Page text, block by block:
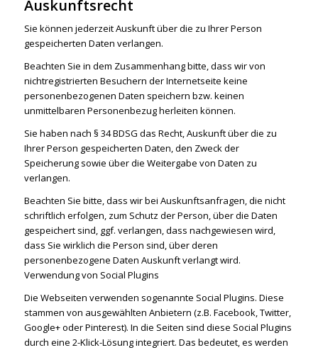
Auskunftsrecht
Sie können jederzeit Auskunft über die zu Ihrer Person
gespeicherten Daten verlangen.
Beachten Sie in dem Zusammenhang bitte, dass wir von
nichtregistrierten Besuchern der Internetseite keine
personenbezogenen Daten speichern bzw. keinen
unmittelbaren Personenbezug herleiten können.
Sie haben nach § 34 BDSG das Recht, Auskunft über die zu
Ihrer Person gespeicherten Daten, den Zweck der
Speicherung sowie über die Weitergabe von Daten zu
verlangen.
Beachten Sie bitte, dass wir bei Auskunftsanfragen, die nicht
schriftlich erfolgen, zum Schutz der Person, über die Daten
gespeichert sind, ggf. verlangen, dass nachgewiesen wird,
dass Sie wirklich die Person sind, über deren
personenbezogene Daten Auskunft verlangt wird.
Verwendung von Social Plugins
Die Webseiten verwenden sogenannte Social Plugins. Diese
stammen von ausgewählten Anbietern (z.B. Facebook, Twitter,
Google+ oder Pinterest). In die Seiten sind diese Social Plugins
durch eine 2-Klick-Lösung integriert. Das bedeutet, es werden